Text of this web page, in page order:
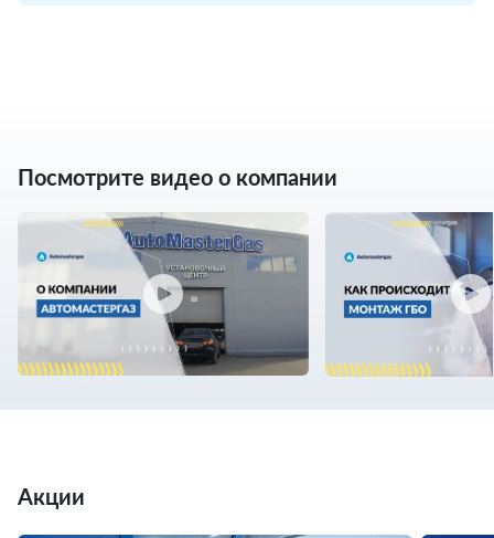
Посмотрите видео о компании
Акции